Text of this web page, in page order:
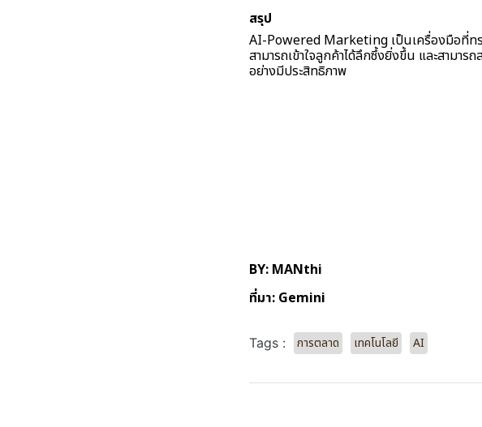
สรุป
AI-Powered Marketing เป็นเครื่องมือที่ทร
สามารถเข้าใจลูกค้าได้ลึกซึ้งยิ่งขึ้น และสามา
อย่างมีประสิทธิภาพ
BY: MANthi
ที่มา: Gemini
Tags : การตลาด เทคโนโลยี AI